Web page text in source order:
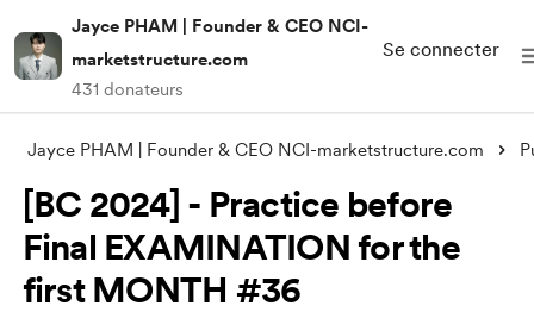
Jayce PHAM | Founder & CEO NCI-
marketstructure.com
431 donateurs
Se connecter
Jayce PHAM | Founder & CEO NCI-marketstructure.com
[BC 2024] - Practice before
Final EXAMINATION for the
first MONTH #36